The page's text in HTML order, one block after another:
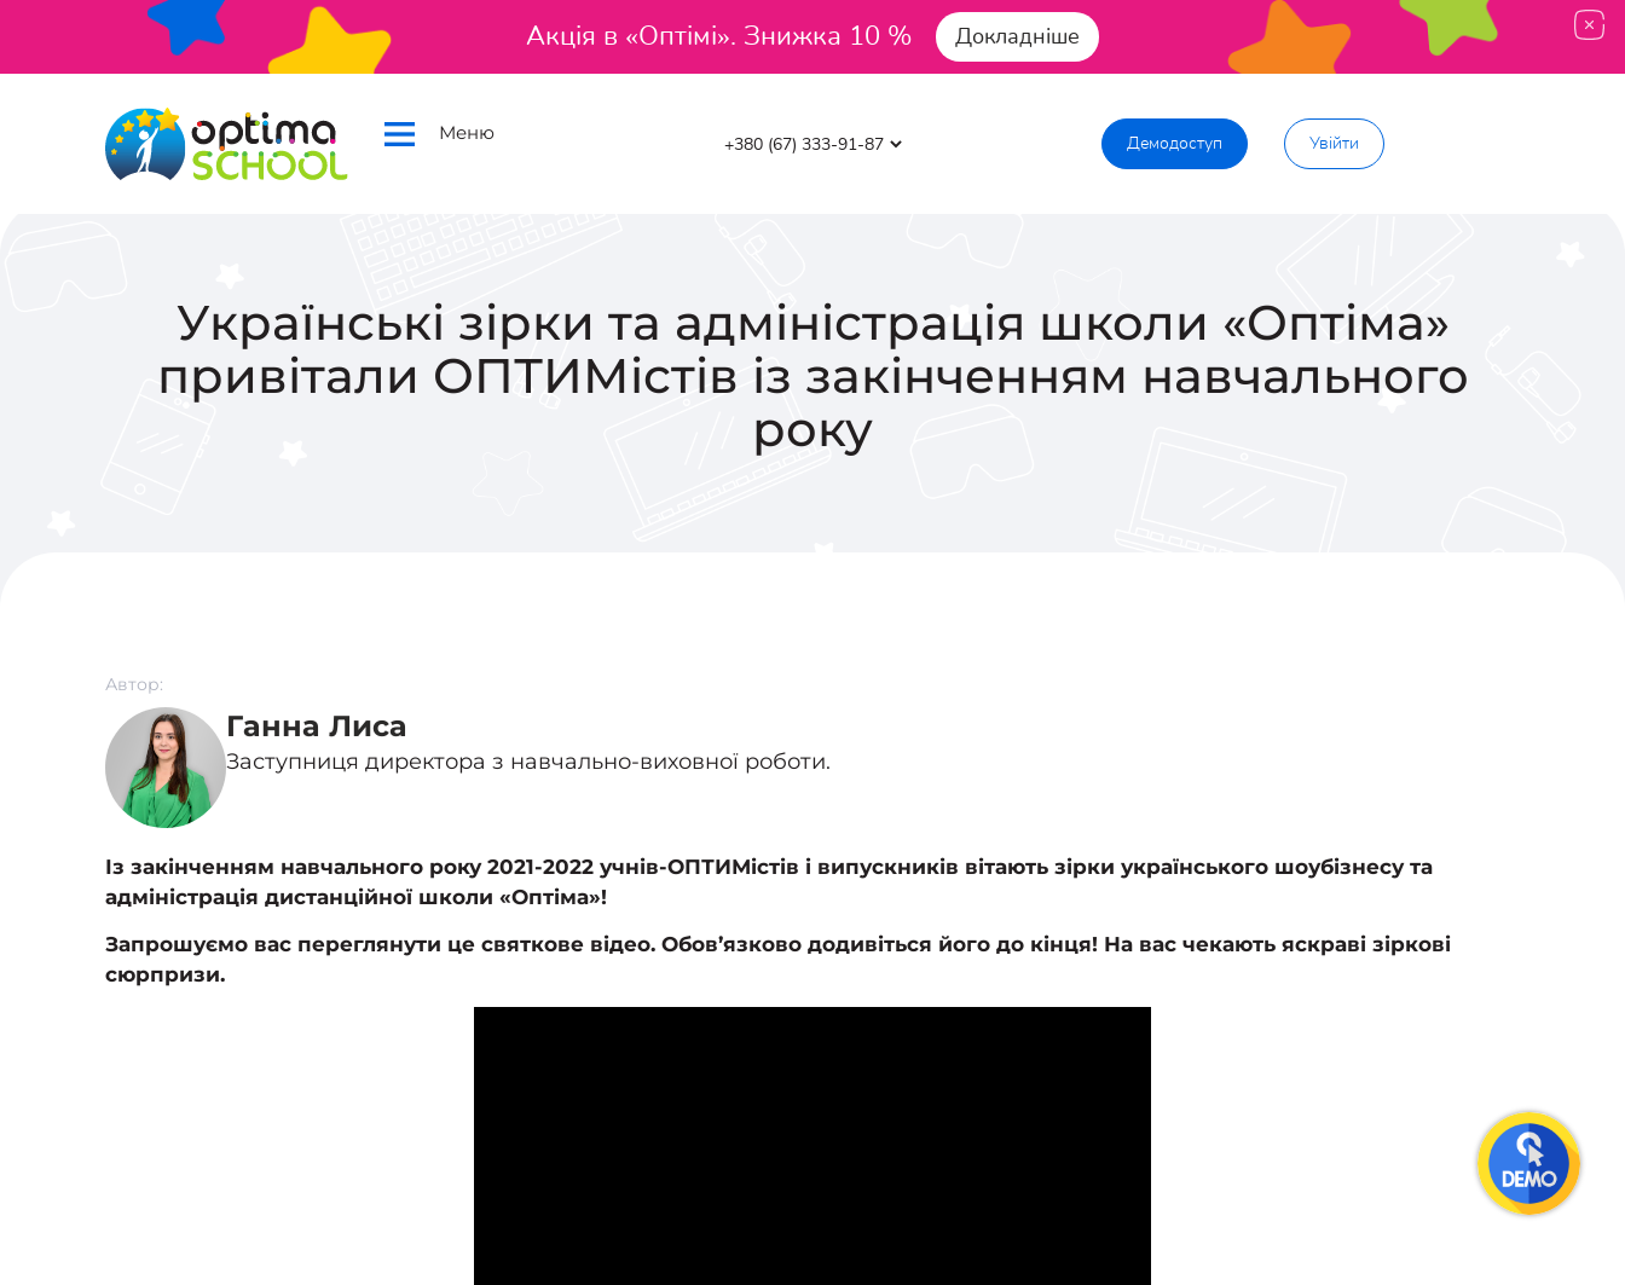
Акція в «Оптімі». Знижка 10 % Докладніше
Меню Демодоступ Увійти
Українські зірки та адміністрація школи «Оптіма»
привітали ОПТИМістів із закінченням навчального
року
Автор:
Ганна Лиса
Заступниця директора з навчально-виховної роботи.
Із закінченням навчального року 2021-2022 учнів-ОПТИМістів і випускників вітають зірки українського шоубізнесу та
адміністрація дистанційної школи «Оптіма»!
Запрошуємо вас переглянути це святкове відео. Обов’язково додивіться його до кінця! На вас чекають яскраві зіркові
сюрпризи.